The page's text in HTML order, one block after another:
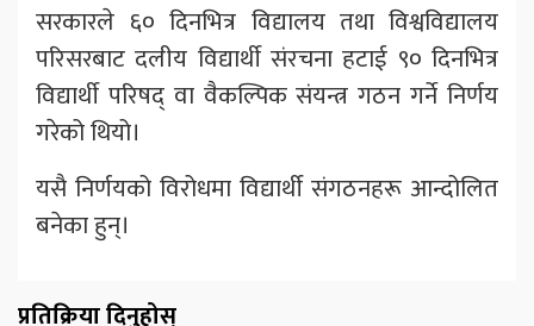
सरकारले ६० दिनभित्र विद्यालय तथा विश्वविद्यालय
परिसरबाट दलीय विद्यार्थी संरचना हटाई ९० दिनभित्र
विद्यार्थी परिषद् वा वैकल्पिक संयन्त्र गठन गर्ने निर्णय
गरेको थियो।
यसै निर्णयको विरोधमा विद्यार्थी संगठनहरू आन्दोलित
बनेका हुन्।
प्रतिक्रिया दिनुहोस्